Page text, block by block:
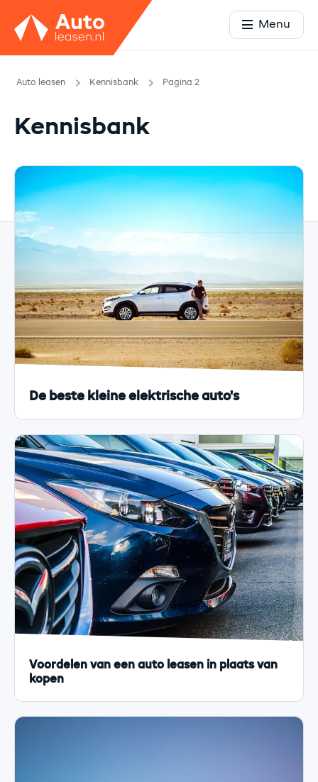
Menu
Auto leasen Kennisbank Pagina 2
Kennisbank
De beste kleine elektrische auto's
Voordelen van een auto leasen in plaats van
kopen